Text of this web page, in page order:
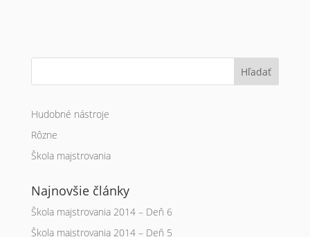
Hľadať
Hudobné nástroje
Rôzne
Škola majstrovania
Najnovšie články
Škola majstrovania 2014 – Deň 6
Škola majstrovania 2014 – Deň 5